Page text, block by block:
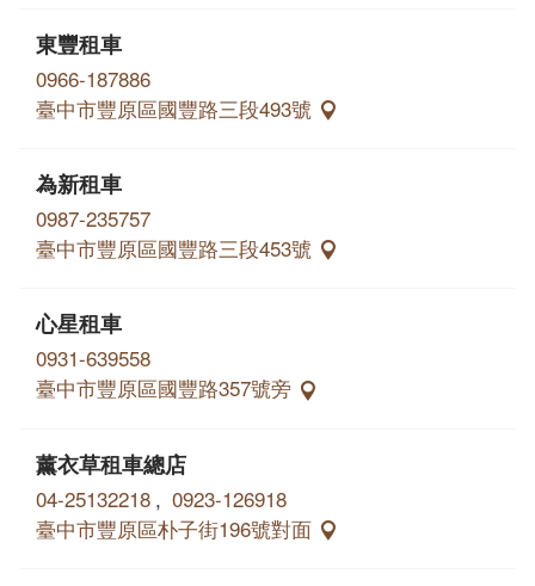
東豐租車
0966-187886
臺中市豐原區國豐路三段493號
為新租車
0987-235757
臺中市豐原區國豐路三段453號
心星租車
0931-639558
臺中市豐原區國豐路357號旁
薰衣草租車總店
04-25132218 , 0923-126918
臺中市豐原區朴子街196號對面